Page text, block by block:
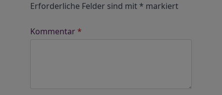
Erforderliche Felder sind mit* markiert
Kommentar*